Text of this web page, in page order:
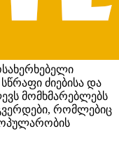
ძიებისა და
მომხმარებლებს
რომლებიც